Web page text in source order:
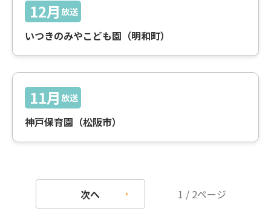
12月 放送
いつきのみやこども園（明和町）
11月 放送
神戸保育園（松阪市）
1 / 2ページ
次へ